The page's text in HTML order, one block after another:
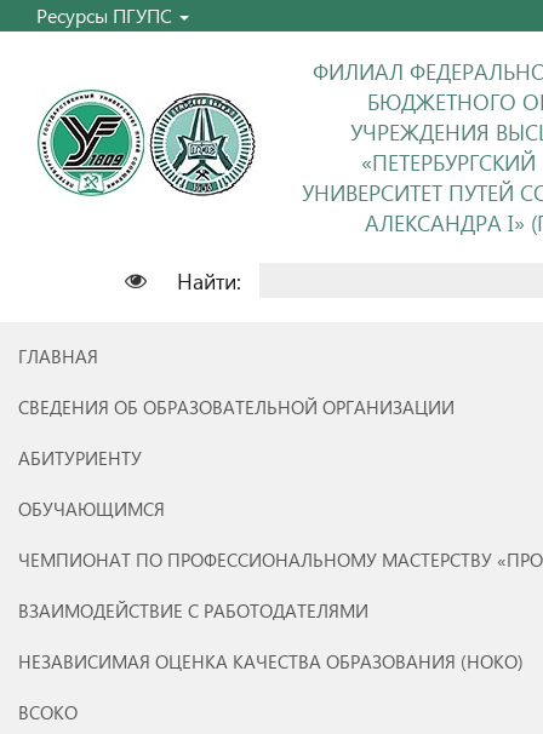
Ресурсы ПГУПС
ФИЛИАЛ
БЮДЖЕТНОГО
УЧРЕЖДЕНИЯ
УНИВЕРСИТЕТ ПУТЕЙ
АЛЕКСАНДРА I»
Найти:
ГЛАВНАЯ
СВЕДЕНИЯ ОБ ОБРАЗОВАТЕЛЬНОЙ ОРГАНИЗАЦИИ
АБИТУРИЕНТУ
ОБУЧАЮЩИМСЯ
ЧЕМПИОНАТ ПО ПРОФЕССИОНАЛЬНОМУ МАСТЕРСТВУ
ВЗАИМОДЕЙСТВИЕ С РАБОТОДАТЕЛЯМИ
НЕЗАВИСИМАЯ ОЦЕНКА КАЧЕСТВА ОБРАЗОВАНИЯ (НОКО)
ВСОКО